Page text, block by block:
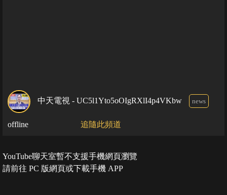
中天電視 - UC5l1Yto5oOIgRXlI4p4VKbw news
offline 追隨此頻道
YouTube聊天室暫不支援手機網頁瀏覽
請前往 PC 版網頁或下載手機 APP